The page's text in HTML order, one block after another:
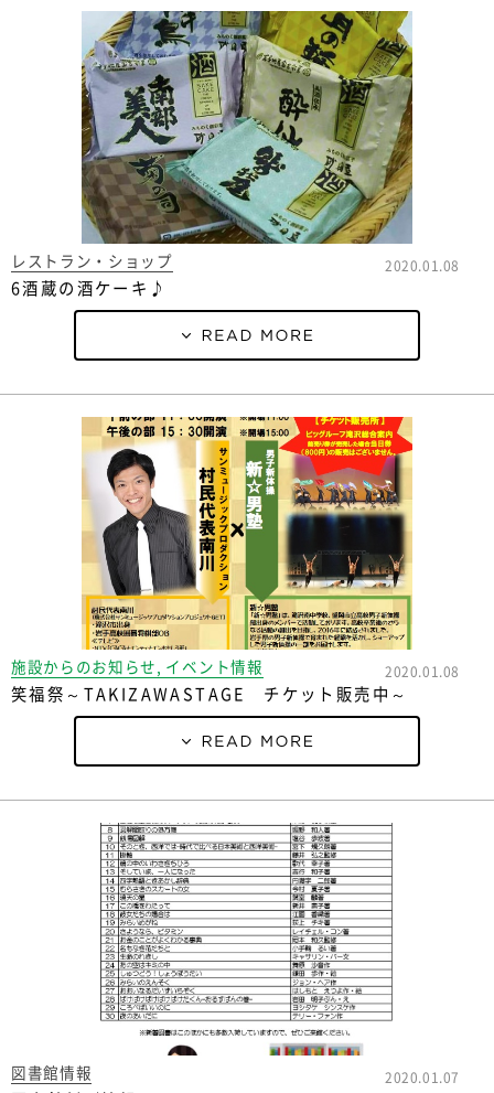
レストラン・ショップ 2020.01.08
6酒蔵の酒ケーキ♪
施設からのお知らせ, イベント情報 2020.01.08
笑福祭～TAKIZAWASTAGE チケット販売中～
図書館情報 2020.01.07